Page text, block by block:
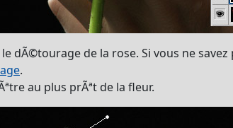
dÃ©tourage de la rose. Si vous ne
.
au plus prÃªt de la fleur.